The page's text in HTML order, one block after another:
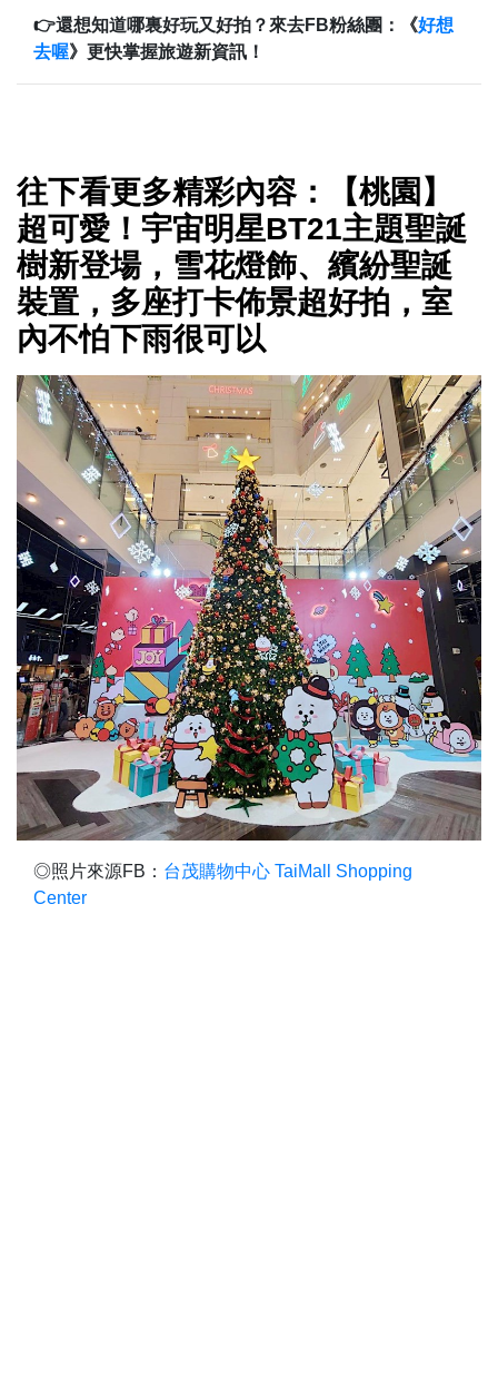
👉還想知道哪裏好玩又好拍？來去FB粉絲團：《好想
去喔》更快掌握旅遊新資訊！
往下看更多精彩內容：【桃園】
超可愛！宇宙明星BT21主題聖誕
樹新登場，雪花燈飾、繽紛聖誕
裝置，多座打卡佈景超好拍，室
內不怕下雨很可以
◎照片來源FB： 台茂購物中心 TaiMall Shopping
Center